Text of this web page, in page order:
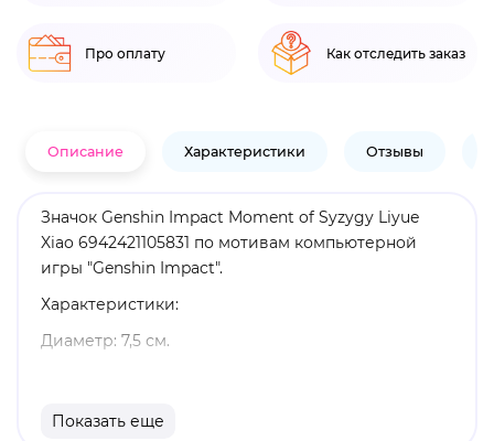
Про оплату Как отследить заказ
Описание Характеристики Отзывы
Значок Genshin Impact Moment of Syzygy Liyue
Xiao 6942421105831 по мотивам компьютерной
игры "Genshin Impact".
Характеристики:
Диаметр: 7,5 см.
Оригинальный и официально лицензированный
Показать еще